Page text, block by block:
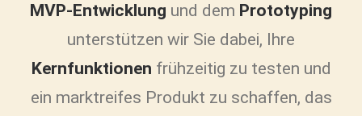
MVP-Entwicklung und dem Prototyping
unterstützen wir Sie dabei, Ihre
Kernfunktionen frühzeitig zu testen und
ein marktreifes Produkt zu schaffen, das